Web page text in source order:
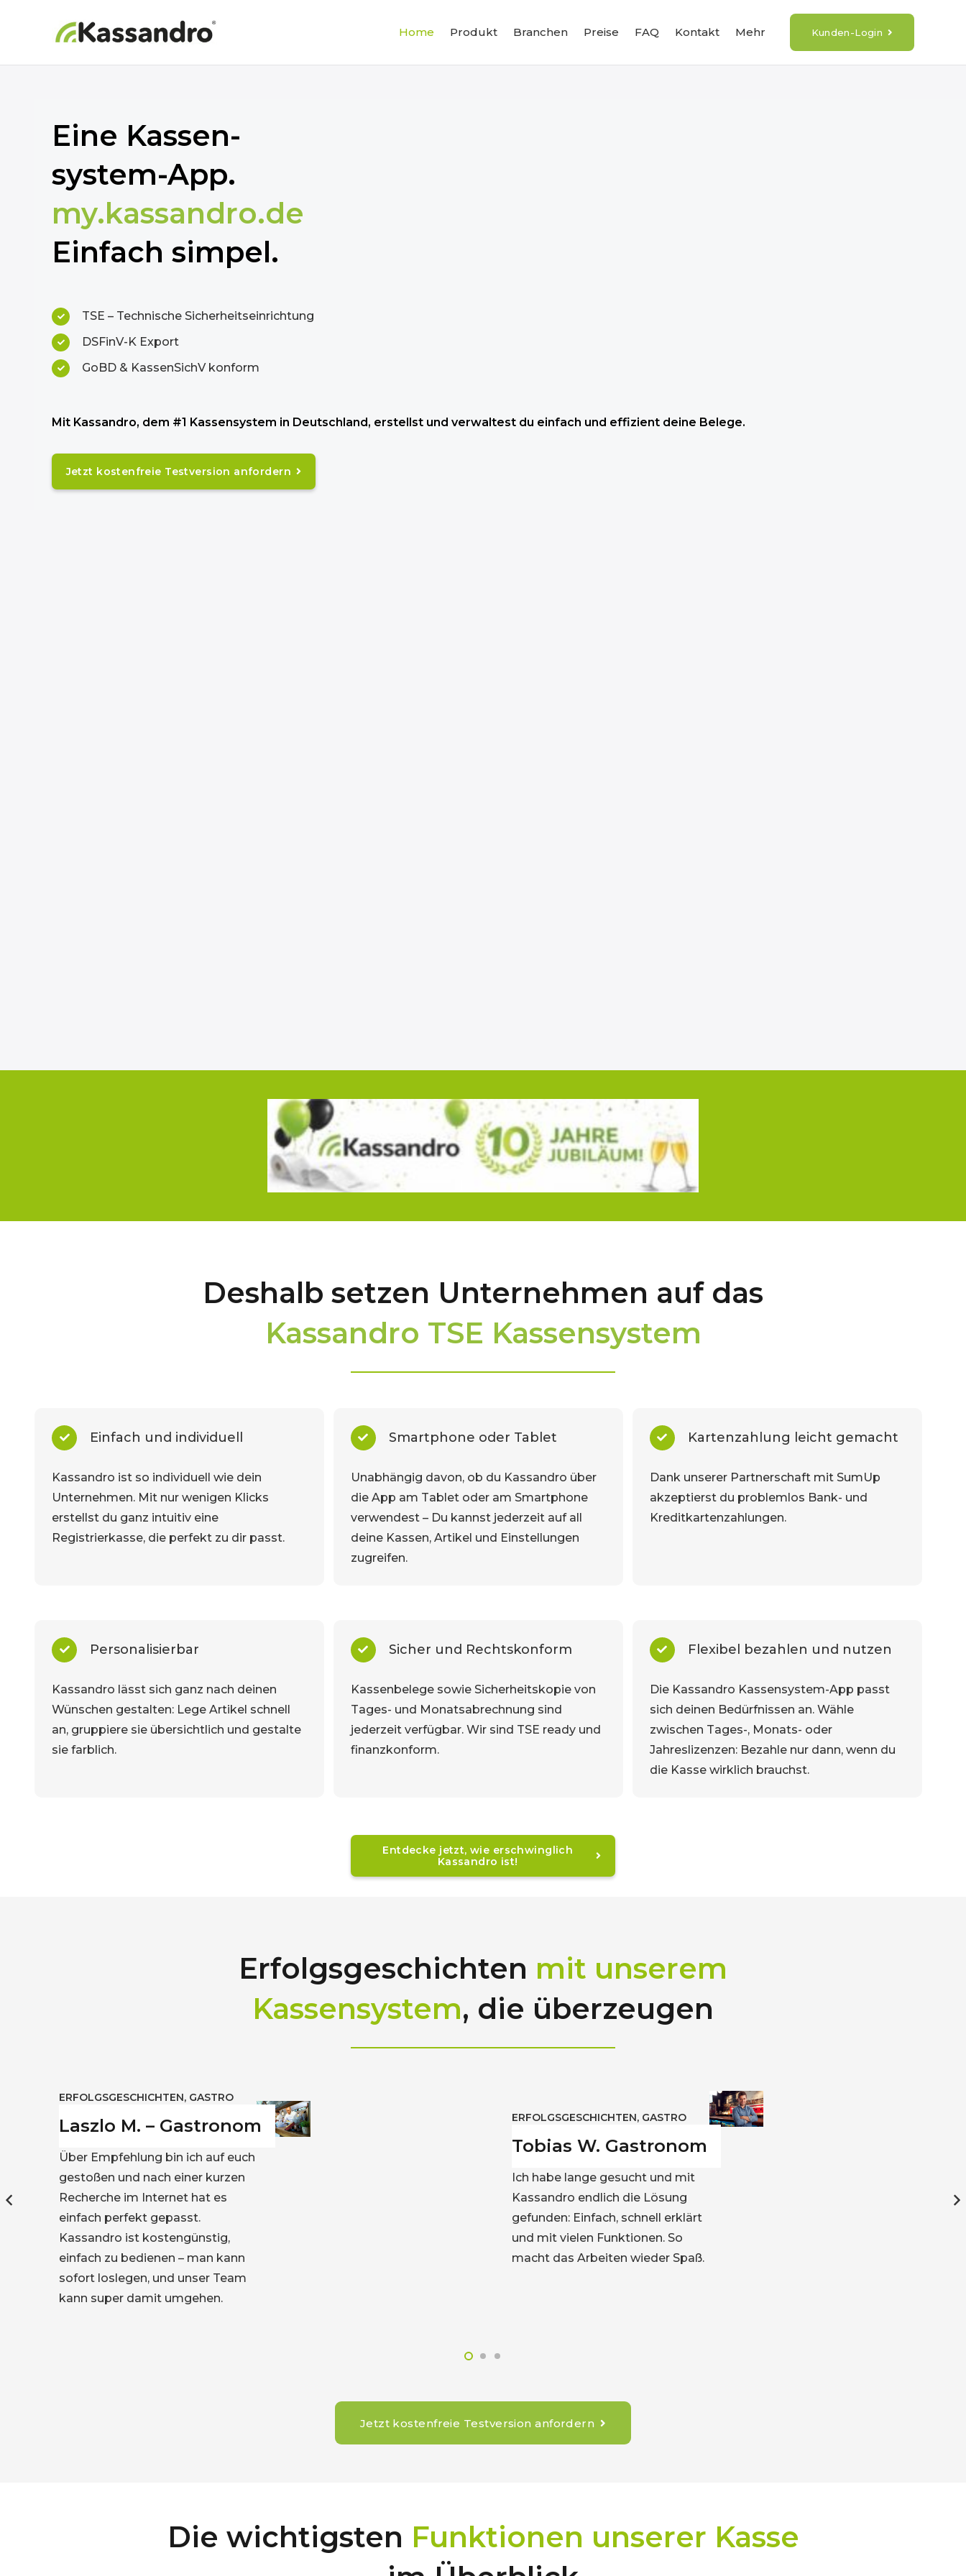
Home Produkt Branchen Preise FAQ Kontakt Mehr Kunden-Login
Eine Kassen-
­­­system-App.
my.kassandro.de
Einfach simpel.
TSE – Technische Sicherheitseinrichtung
DSFinV-K Export
GoBD & KassenSichV konform
Mit Kassandro, dem #1 Kassensystem in Deutschland, erstellst und verwaltest du einfach und effizient deine Belege.
Jetzt kostenfreie Testversion anfordern
Deshalb setzen Unternehmen auf das
Kassandro TSE Kassensystem
Einfach und individuell
Kassandro ist so individuell wie dein
Unternehmen. Mit nur wenigen Klicks
erstellst du ganz intuitiv eine
Registrierkasse, die perfekt zu dir passt.
Smartphone oder Tablet
Unabhängig davon, ob du Kassandro über
die App am Tablet oder am Smartphone
verwendest – Du kannst jederzeit auf all
deine Kassen, Artikel und Einstellungen
zugreifen.
Kartenzahlung leicht gemacht
Dank unserer Partnerschaft mit SumUp
akzeptierst du problemlos Bank- und
Kreditkartenzahlungen.
Personalisierbar
Kassandro lässt sich ganz nach deinen
Wünschen gestalten: Lege Artikel schnell
an, gruppiere sie übersichtlich und gestalte
sie farblich.
Sicher und Rechtskonform
Kassenbelege sowie Sicherheitskopie von
Tages- und Monatsabrechnung sind
jederzeit verfügbar. Wir sind TSE ready und
finanzkonform.
Flexibel bezahlen und nutzen
Die Kassandro Kassensystem-App passt
sich deinen Bedürfnissen an. Wähle
zwischen Tages-, Monats- oder
Jahreslizenzen: Bezahle nur dann, wenn du
die Kasse wirklich brauchst.
Entdecke jetzt, wie erschwinglich
Kassandro ist!
Erfolgsgeschichten mit unserem
Kassensystem, die überzeugen
ERFOLGSGESCHICHTEN GASTRO
Ich habe lange gesucht und mit
Kassandro endlich die Lösung
gefunden: Einfach, schnell erklärt
und mit vielen Funktionen. So
macht das Arbeiten wieder Spaß.
Anna H. – Friseurin
gehen, da habe ich keine Zeit für
viel “herumgedrücke”. Meine
Wahl fiel auf Kassandro weil es
das einfachste System am Markt
ist und von Preis/Leistung
Jetzt kostenfreie Testversion anfordern
Die wichtigsten Funktionen unserer Kasse